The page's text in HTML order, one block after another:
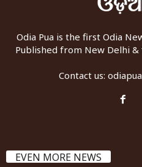
Odia Pua is the first Odia
Published from New Delhi
Contact us:
EVEN MORE NEWS